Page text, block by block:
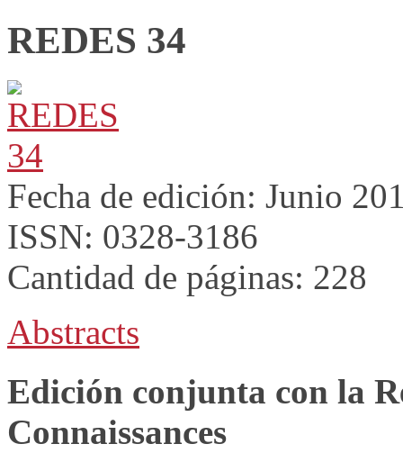
REDES 34
Fecha de edición: Junio
ISSN: 0328-3186
Cantidad de páginas: 228
Abstracts
Edición conjunta con la
Connaissances